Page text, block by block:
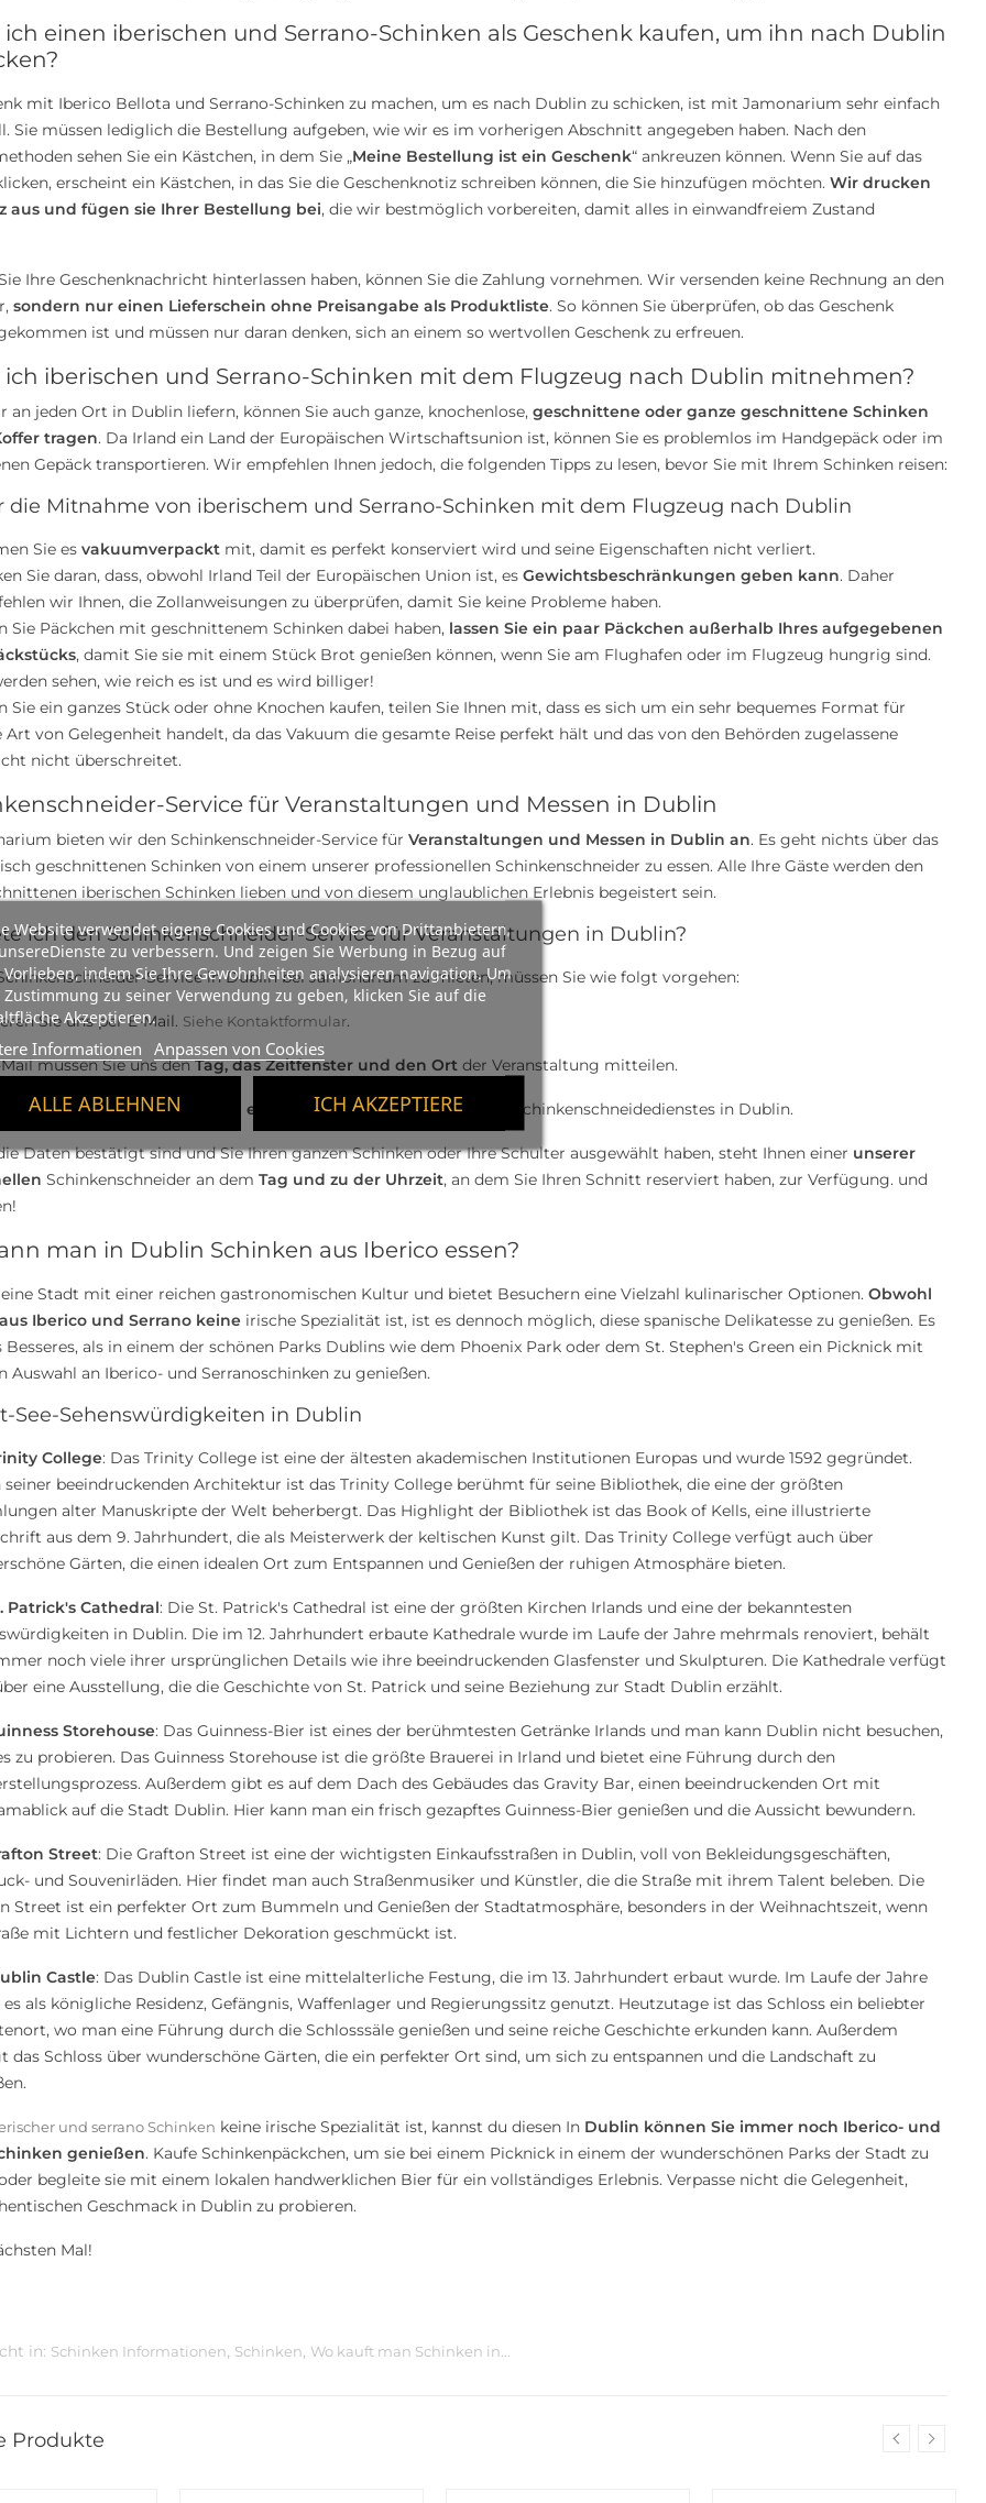
Website verwendet eigene Cookies und Cookies von Drittanbietern,
zu verbessern. Und zeigen Sie Werbung in Bezug auf
indem Sie Ihre Gewohnheiten analysieren navigation. Um
zu seiner Verwendung zu geben, klicken Sie auf die
Akzeptieren.
Informationen Anpassen von Cookies
ALLE ABLEHNEN ICH AKZEPTIERE
ich einen iberischen und Serrano-Schinken als Geschenk kaufen, um ihn nach Dublin
mit Iberico Bellota und Serrano-Schinken zu machen, um es nach Dublin zu schicken, ist mit Jamonarium sehr einfach
Sie müssen lediglich die Bestellung aufgeben, wie wir es im vorherigen Abschnitt angegeben haben. Nach den
sehen Sie ein Kästchen, in dem Sie „Meine Bestellung ist ein Geschenk“ ankreuzen können. Wenn Sie auf das
erscheint ein Kästchen, in das Sie die Geschenknotiz schreiben können, die Sie hinzufügen möchten. Wir drucken
aus und fügen sie Ihrer Bestellung bei, die wir bestmöglich vorbereiten, damit alles in einwandfreiem Zustand
Ihre Geschenknachricht hinterlassen haben, können Sie die Zahlung vornehmen. Wir versenden keine Rechnung an den
sondern nur einen Lieferschein ohne Preisangabe als Produktliste. So können Sie überprüfen, ob das Geschenk
ist und müssen nur daran denken, sich an einem so wertvollen Geschenk zu erfreuen.
ich iberischen und Serrano-Schinken mit dem Flugzeug nach Dublin mitnehmen?
an jeden Ort in Dublin liefern, können Sie auch ganze, knochenlose, geschnittene oder ganze geschnittene Schinken
tragen. Da Irland ein Land der Europäischen Wirtschaftsunion ist, können Sie es problemlos im Handgepäck oder im
Gepäck transportieren. Wir empfehlen Ihnen jedoch, die folgenden Tipps zu lesen, bevor Sie mit Ihrem Schinken reisen:
die Mitnahme von iberischem und Serrano-Schinken mit dem Flugzeug nach Dublin
Sie es vakuumverpacktmit, damit es perfekt konserviert wird und seine Eigenschaften nicht verliert.
Sie daran, dass, obwohl Irland Teil der Europäischen Union ist, es Gewichtsbeschränkungen geben kann. Daher
wir Ihnen, die Zollanweisungen zu überprüfen, damit Sie keine Probleme haben.
Sie Päckchen mit geschnittenem Schinken dabei haben, lassen Sie ein paar Päckchen außerhalb Ihres aufgegebenen
, damit Sie sie mit einem Stück Brot genießen können, wenn Sie am Flughafen oder im Flugzeug hungrig sind.
sehen, wie reich es ist und es wird billiger!
Sie ein ganzes Stück oder ohne Knochen kaufen, teilen Sie Ihnen mit, dass es sich um ein sehr bequemes Format für
Art von Gelegenheit handelt, da das Vakuum die gesamte Reise perfekt hält und das von den Behörden zugelassene
nicht überschreitet.
Service für Veranstaltungen und Messen in Dublin
bieten wir den Schinkenschneider-Service für Veranstaltungen und Messen in Dublin an. Es geht nichts über das
geschnittenen Schinken von einem unserer professionellen Schinkenschneider zu essen. Alle Ihre Gäste werden den
iberischen Schinken lieben und von diesem unglaublichen Erlebnis begeistert sein.
ich den Schinkenschneider-Service für Veranstaltungen in Dublin?
Service in Dublin bei Jamonarium zu mieten, müssen Sie wie folgt vorgehen:
Sie uns per E-Mail. Siehe Kontaktformular.
müssen Sie uns denTag, das Zeitfenster und den Ortder Veranstaltung mitteilen.
Ihnen inwenigen Stunden ein Angebot mit allen Details des Schinkenschneidedienstes in Dublin.
Daten bestätigt sind und Sie Ihren ganzen Schinken oder Ihre Schulter ausgewählt haben, steht Ihnen einer unserer
Schinkenschneider an dem Tag und zu der Uhrzeit, an dem Sie Ihren Schnitt reserviert haben, zur Verfügung. und
man in Dublin Schinken aus Iberico essen?
Stadt mit einer reichen gastronomischen Kultur und bietet Besuchern eine Vielzahl kulinarischer Optionen. Obwohl
Iberico und Serrano keineirische Spezialität ist, ist es dennoch möglich, diese spanische Delikatesse zu genießen. Es
als in einem der schönen Parks Dublins wie dem Phoenix Park oder dem St. Stephen's Green ein Picknick mit
Auswahl an Iberico- und Serranoschinken zu genießen.
See-Sehenswürdigkeiten in Dublin
College: Das Trinity College ist eine der ältesten akademischen Institutionen Europas und wurde 1592 gegründet.
seiner beeindruckenden Architektur ist das Trinity College berühmt für seine Bibliothek, die eine der größten
alter Manuskripte der Welt beherbergt. Das Highlight der Bibliothek ist das Book of Kells, eine illustrierte
aus dem 9. Jahrhundert, die als Meisterwerk der keltischen Kunst gilt. Das Trinity College verfügt auch über
Gärten, die einen idealen Ort zum Entspannen und Genießen der ruhigen Atmosphäre bieten.
Patrick's Cathedral: Die St. Patrick's Cathedral ist eine der größten Kirchen Irlands und eine der bekanntesten
in Dublin. Die im 12. Jahrhundert erbaute Kathedrale wurde im Laufe der Jahre mehrmals renoviert, behält
noch viele ihrer ursprünglichen Details wie ihre beeindruckenden Glasfenster und Skulpturen. Die Kathedrale verfügt
eine Ausstellung, die die Geschichte von St. Patrick und seine Beziehung zur Stadt Dublin erzählt.
Storehouse: Das Guinness-Bier ist eines der berühmtesten Getränke Irlands und man kann Dublin nicht besuchen,
zu probieren. Das Guinness Storehouse ist die größte Brauerei in Irland und bietet eine Führung durch den
Außerdem gibt es auf dem Dach des Gebäudes das Gravity Bar, einen beeindruckenden Ort mit
auf die Stadt Dublin. Hier kann man ein frisch gezapftes Guinness-Bier genießen und die Aussicht bewundern.
Street: Die Grafton Street ist eine der wichtigsten Einkaufsstraßen in Dublin, voll von Bekleidungsgeschäften,
und Souvenirläden. Hier findet man auch Straßenmusiker und Künstler, die die Straße mit ihrem Talent beleben. Die
Street ist ein perfekter Ort zum Bummeln und Genießen der Stadtatmosphäre, besonders in der Weihnachtszeit, wenn
mit Lichtern und festlicher Dekoration geschmückt ist.
Castle: Das Dublin Castle ist eine mittelalterliche Festung, die im 13. Jahrhundert erbaut wurde. Im Laufe der Jahre
als königliche Residenz, Gefängnis, Waffenlager und Regierungssitz genutzt. Heutzutage ist das Schloss ein beliebter
wo man eine Führung durch die Schlosssäle genießen und seine reiche Geschichte erkunden kann. Außerdem
das Schloss über wunderschöne Gärten, die ein perfekter Ort sind, um sich zu entspannen und die Landschaft zu
und serrano Schinken keine irische Spezialität ist, kannst du diesen In Dublin können Sie immer noch Iberico- und
genießen. Kaufe Schinkenpäckchen, um sie bei einem Picknick in einem der wunderschönen Parks der Stadt zu
begleite sie mit einem lokalen handwerklichen Bier für ein vollständiges Erlebnis. Verpasse nicht die Gelegenheit,
Geschmack in Dublin zu probieren.
Mal!
in: Schinken Informationen, Schinken, Wo kauft man Schinken in...
Produkte